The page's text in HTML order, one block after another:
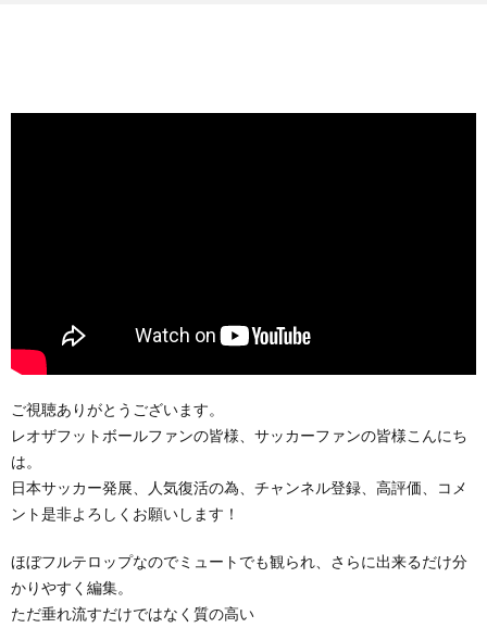
ご視聴ありがとうございます。
レオザフットボールファンの皆様、サッカーファンの皆様こんにち
は。
日本サッカー発展、人気復活の為、チャンネル登録、高評価、コメ
ント是非よろしくお願いします！
ほぼフルテロップなのでミュートでも観られ、さらに出来るだけ分
かりやすく編集。
ただ垂れ流すだけではなく質の高い